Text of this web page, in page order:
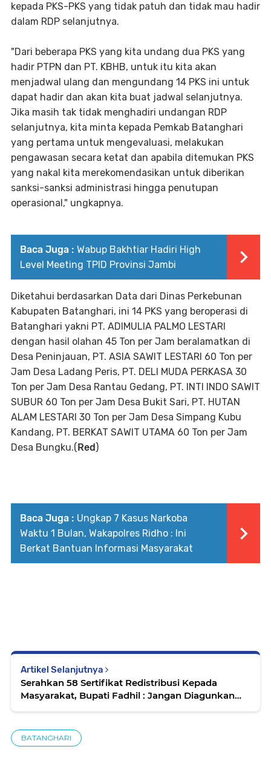
kepada PKS-PKS yang tidak patuh dan tidak mau hadir
dalam RDP selanjutnya.
"Dari beberapa PKS yang kita undang dua PKS yang
hadir PTPN dan PT. KBHB, untuk itu kita akan
menjadwal ulang dan mengundang 14 PKS ini untuk
dapat hadir dan akan kita buat jadwal selanjutnya.
Jika masih tak tidak menghadiri undangan RDP
selanjutnya, kita minta kepada Pemkab Batanghari
yang pertama untuk mengevaluasi, melakukan
pengawasan secara ketat dan apabila ditemukan PKS
yang nakal kita merekomendasikan untuk diberikan
sanksi-sanksi administrasi hingga penutupan
operasional," ungkapnya.
Baca Juga : Wabup Bakhtiar Hadiri High
Level Meeting TPID Provinsi Jambi
Diketahui berdasarkan Data dari Dinas Perkebunan
Kabupaten Batanghari, ini 14 PKS yang beroperasi di
Batanghari yakni PT. ADIMULIA PALMO LESTARI
dengan hasil olahan 45 Ton per Jam beralamatkan di
Desa Peninjauan, PT. ASIA SAWIT LESTARI 60 Ton per
Jam Desa Ladang Peris, PT. DELI MUDA PERKASA 30
Ton per Jam Desa Rantau Gedang, PT. INTI INDO SAWIT
SUBUR 60 Ton per Jam Desa Bukit Sari, PT. HUTAN
ALAM LESTARI 30 Ton per Jam Desa Simpang Kubu
Kandang, PT. BERKAT SAWIT UTAMA 60 Ton per Jam
Desa Bungku.( Red )
Baca Juga : Ungkap 7 Kasus Narkoba
Waktu 1 Bulan, Wakapolres Ridho : Ini
Berkat Bantuan Informasi Masyarakat
Artikel Selanjutnya
Serahkan 58 Sertifikat Redistribusi Kepada
Masyarakat, Bupati Fadhil : Jangan Diagunkan
BATANGHARI